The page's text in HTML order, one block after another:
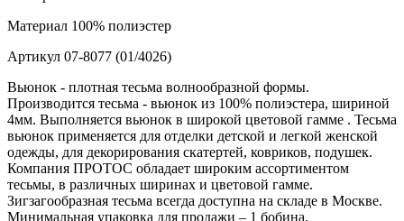
Материал 100% полиэстер
Артикул 07-8077 (01/4026)
Вьюнок - плотная тесьма волнообразной формы.
Производится тесьма - вьюнок из 100% полиэстера, шириной
4мм. Выполняется вьюнок в широкой цветовой гамме . Тесьма
вьюнок применяется для отделки детской и легкой женской
одежды, для декорирования скатертей, ковриков, подушек.
Компания ПРОТОС обладает широким ассортиментом
тесьмы, в различных ширинах и цветовой гамме.
Зигзагообразная тесьма всегда доступна на складе в Москве.
Минимальная упаковка для продажи – 1 бобина.